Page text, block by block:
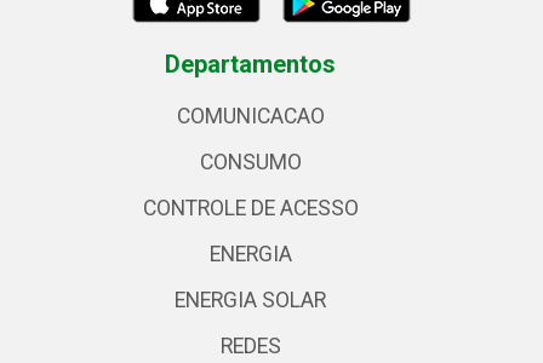
Departamentos
COMUNICACAO
CONSUMO
CONTROLE DE ACESSO
ENERGIA
ENERGIA SOLAR
REDES